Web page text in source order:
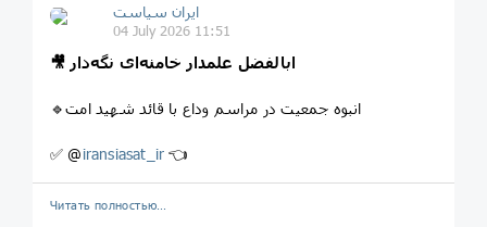
ایران سیاست
04 July 2026 11:51
🎥 ابالفضل علمدار خامنه‌ای نگه‌دار
🔹انبوه جمعیت در مراسم وداع با قائد شهید امت
✅ @iransiasat_ir 👈
Читать полностью…